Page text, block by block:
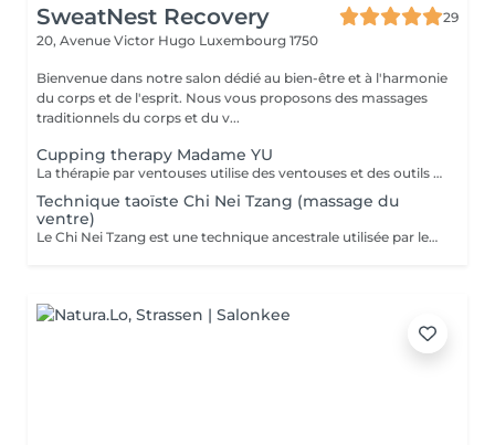
SweatNest Recovery
29
20, Avenue Victor Hugo Luxembourg 1750
Bienvenue dans notre salon dédié au bien-être et à l'harmonie
du corps et de l'esprit. Nous vous proposons des massages
traditionnels du corps et du v...
Cupping therapy Madame YU
La thérapie par ventouses utilise des ventouses et des outils qui, par combustion, expulsent l'air de l'intérieur des ventouses, créant une pression négative qui permet aux ventouses d'adhérer aux points d'acupuncture ou à la surface de la peau où la thérapie par ventouses doit être effectuée, produisant ainsi une stimulation. Pour ce faire, à la fois en prévention et en traitement, la peau au niveau du site d'application des ventouses devient congestionnée et il y a stase sanguine Cupping therapy uses cups and tools employing combustion to expel air from inside the cups, creating negative pressure that causes the cups to adhere to acuponts or the skin surface where cupping is to be performed, thus producing stimulation,to achieve both prevention and treatment, the skin at the cupping site will become congested,and blood stasis.
Technique taoïste Chi Nei Tzang (massage du
ventre)
Le Chi Nei Tzang est une technique ancestrale utilisée par les moines taoïstes de la Chine qui signifie «travail de l'énergie des organes internes». Selon les taoïstes, chaque organe est lié à une émotion : la colère au foie, la peur aux reins. Notre ventre porte en lui les traces laissées par tous nos traumatismes et nos secrets les plus intimes. L'obstruction des organes internes bloque la libre circulation de l'énergie vitale, le Chi. Le massage agit en profondeur sur les viscères, les émotions et tous les systèmes vitaux du corps. Déroulement de la séance: Pendant le soin vous êtes allongés sur le dos : le torse et le ventre nus, le bas du ventre et les jambes sont couverts ainsi que la poitrine chez les femmes. Pendant la séance vous portez un masque sur les yeux pour pouvoir vous détendre complètement. Mais vous restez attentifs à vos sensations ! À tout moment, si quelque chose vous inquiète ou vous dérange, (certains points de l'intestin peuvent être sensibles !) n'hésitez pas me signaler. Lors de massage j'utilise de l'huile de sésame ou d'amande douce. Aux certains moments lors de soin je prononce «six sons de guérison» qui possèdent un potentiel vibratoire qui participe du nettoyage des organes. Des pressions souples et profondes, appliquées directement sur les organes ou sur des points réflexes, permettent aux énergies ou aux émotions prisonnières, de se libérer. Le massage se termine par le drainage lymphatique et l'équilibrage des pouls.